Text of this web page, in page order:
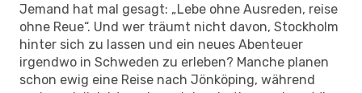
Jemand hat mal gesagt: „Lebe ohne Ausreden, reise
ohne Reue“. Und wer träumt nicht davon, Stockholm
hinter sich zu lassen und ein neues Abenteuer
irgendwo in Schweden zu erleben? Manche planen
schon ewig eine Reise nach Jönköping, während